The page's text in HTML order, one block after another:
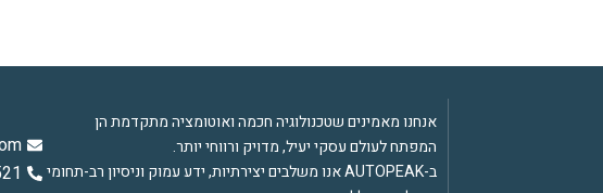
אנחנו מאמינים שטכנולוגיה חכמה ואוטומציה מתקדמת הן
המפתח לעולם עסקי יעיל, מדויק ורווחי יותר.
ב-AUTOPEAK אנו משלבים יצירתיות, ידע עמוק וניסיון רב-תחומי